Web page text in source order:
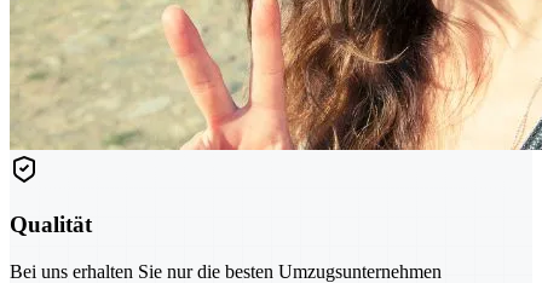
Qualität
Bei uns erhalten Sie nur die besten Umzugsunternehmen